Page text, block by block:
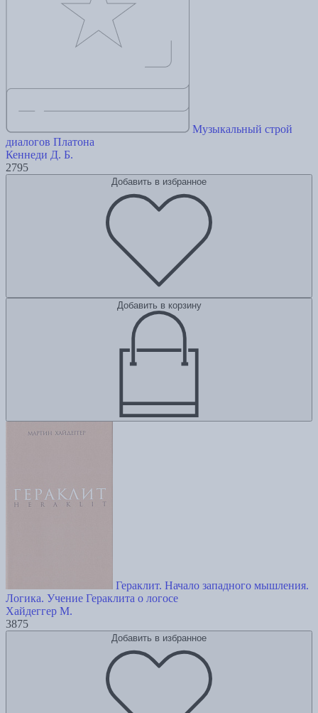
Музыкальный строй
диалогов Платона
Кеннеди Д. Б.
2795
Добавить в избранное
Добавить в корзину
Гераклит. Начало западного мышления.
Логика. Учение Гераклита о логосе
Хайдеггер М.
3875
Добавить в избранное